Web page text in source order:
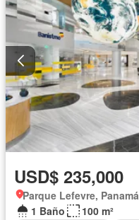
USD$ 235,000
Parque Lefevre, Panamá
1 Baño
100 m²